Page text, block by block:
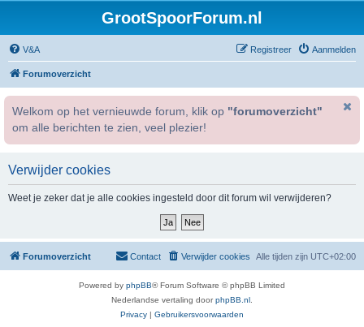
GrootSpoorForum.nl
V&A Aanmelden
Registreer
Forumoverzicht
Welkom op het vernieuwde forum, klik op "forumoverzicht"
om alle berichten te zien, veel plezier!
Verwijder cookies
Weet je zeker dat je alle cookies ingesteld door dit forum wil verwijderen?
Forumoverzicht Alle tijden zijn UTC+02:00
Verwijder cookies
Contact
Powered by phpBB® Forum Software © phpBB Limited
Nederlandse vertaling doorphpBB.nl
Privacy | Gebruikersvoorwaarden